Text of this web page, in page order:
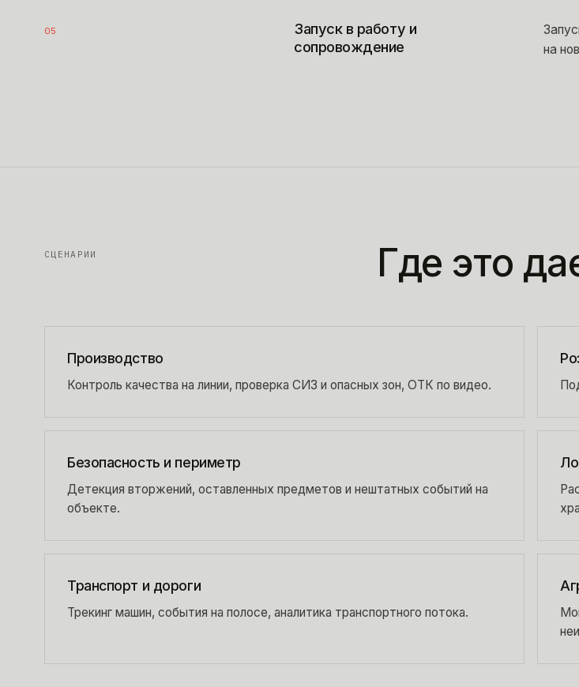
05
Запуск в работу и
сопровождение
на
СЦЕНАРИИ Где это
Производство
Контроль качества на линии, проверка СИЗ и опасных зон, ОТК по видео.
Безопасность и периметр
Детекция вторжений, оставленных предметов и нештатных событий на
объекте.
Транспорт и дороги
Трекинг машин, события на полосе, аналитика транспортного потока.